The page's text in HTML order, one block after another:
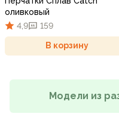
оливковый
4,9
159
В корзину
Модели из